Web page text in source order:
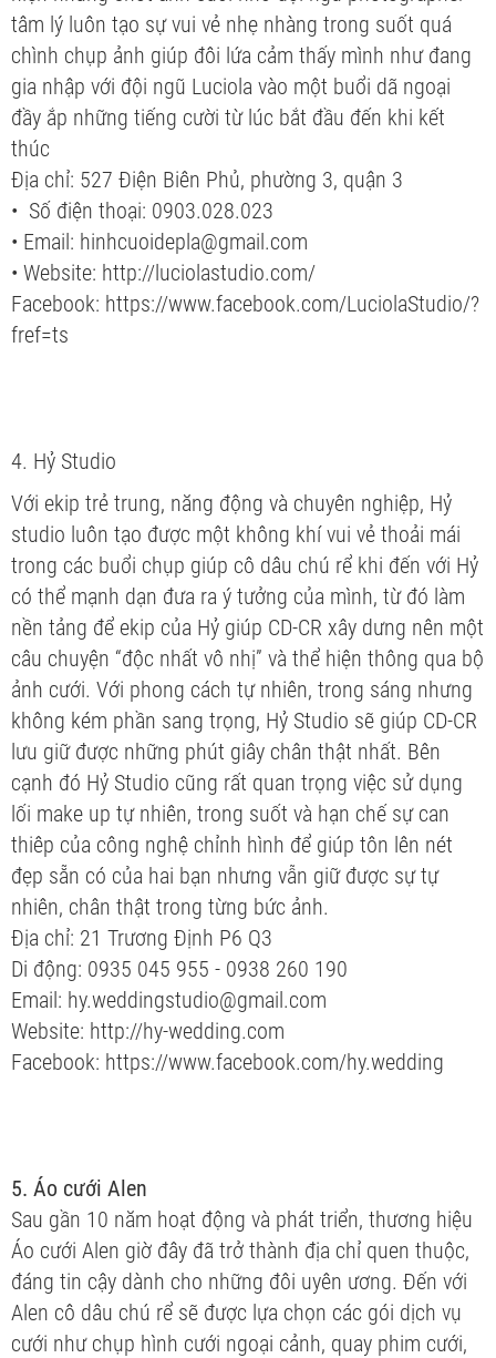
tâm lý luôn tạo sự vui vẻ nhẹ nhàng trong suốt quá
chình chụp ảnh giúp đôi lứa cảm thấy mình như đang
gia nhập với đội ngũ Luciola vào một buổi dã ngoại
đầy ắp những tiếng cười từ lúc bắt đầu đến khi kết
thúc
Địa chỉ: 527 Điện Biên Phủ, phường 3, quận 3
• Số điện thoại: 0903.028.023
• Email: hinhcuoidepla@gmail.com
• Website: http://luciolastudio.com/
Facebook: https://www.facebook.com/LuciolaStudio/?
fref=ts
4. Hỷ Studio
Với ekip trẻ trung, năng động và chuyên nghiệp, Hỷ
studio luôn tạo được một không khí vui vẻ thoải mái
trong các buổi chụp giúp cô dâu chú rể khi đến với Hỷ
có thể mạnh dạn đưa ra ý tưởng của mình, từ đó làm
nền tảng để ekip của Hỷ giúp CD-CR xây dưng nên một
câu chuyện “độc nhất vô nhị” và thể hiện thông qua bộ
ảnh cưới. Với phong cách tự nhiên, trong sáng nhưng
không kém phần sang trọng, Hỷ Studio sẽ giúp CD-CR
lưu giữ được những phút giây chân thật nhất. Bên
cạnh đó Hỷ Studio cũng rất quan trọng việc sử dụng
lối make up tự nhiên, trong suốt và hạn chế sự can
thiêp của công nghệ chỉnh hình để giúp tôn lên nét
đẹp sẵn có của hai bạn nhưng vẫn giữ được sự tự
nhiên, chân thật trong từng bức ảnh.
Địa chỉ: 21 Trương Định P6 Q3
Di động: 0935 045 955 - 0938 260 190
Email: hy.weddingstudio@gmail.com
Website: http://hy-wedding.com
Facebook: https://www.facebook.com/hy.wedding
5. Áo cưới Alen
Sau gần 10 năm hoạt động và phát triển, thương hiệu
Áo cưới Alen giờ đây đã trở thành địa chỉ quen thuộc,
đáng tin cậy dành cho những đôi uyên ương. Đến với
Alen cô dâu chú rể sẽ được lựa chọn các gói dịch vụ
cưới như chụp hình cưới ngoại cảnh, quay phim cưới,